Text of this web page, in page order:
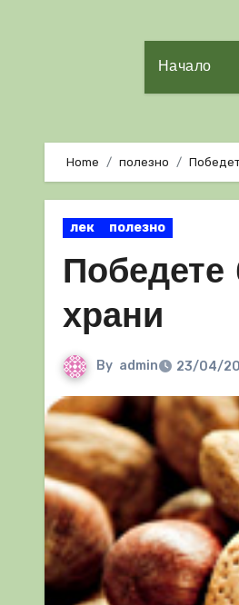
Начало
Home полезно
лек полезно
Победете
храни
By admin 23/04/